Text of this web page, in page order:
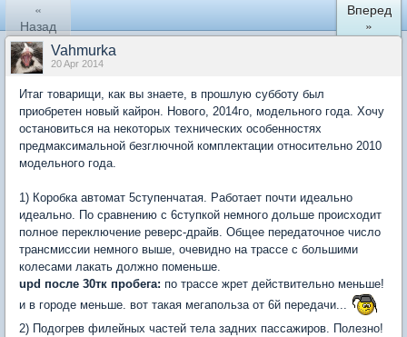
«
Назад
Вперед
»
Vahmurka
20 Apr 2014
Итаг товарищи, как вы знаете, в прошлую субботу был
приобретен новый кайрон. Нового, 2014го, модельного года. Хочу
остановиться на некоторых технических особенностях
предмаксимальной безглючной комплектации относительно 2010
модельного года.
1) Коробка автомат 5ступенчатая. Работает почти идеально
идеально. По сравнению с 6ступкой немного дольше происходит
полное переключение реверс-драйв. Общее передаточное число
трансмиссии немного выше, очевидно на трассе с большими
колесами лакать должно поменьше.
upd после 30тк пробега: по трассе жрет действительно меньше!
и в городе меньше. вот такая мегапольза от 6й передачи...
2) Подогрев филейных частей тела задних пассажиров. Полезно!